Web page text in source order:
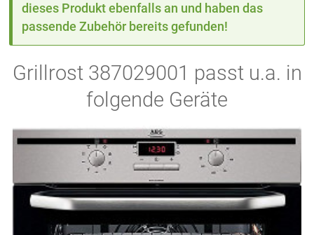
dieses Produkt ebenfalls an und haben das
passende Zubehör bereits gefunden!
Grillrost 387029001 passt u.a. in
folgende Geräte